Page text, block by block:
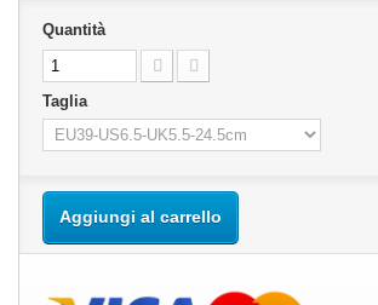
Quantità
Taglia
Aggiungi al carrello